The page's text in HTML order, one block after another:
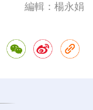
編輯：楊永娟